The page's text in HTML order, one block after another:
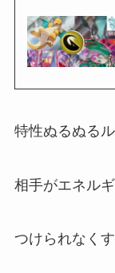
特性ぬるぬる
相手がエネル
つけられなく